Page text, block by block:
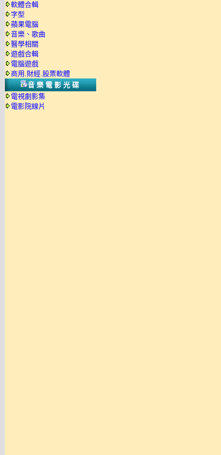
軟體合輯
字型
蘋果電腦
音樂、歌曲
醫學相關
遊戲合輯
電腦遊戲
商用.財經.股票軟體
音樂電影光碟
電視劇影集
電影院線片